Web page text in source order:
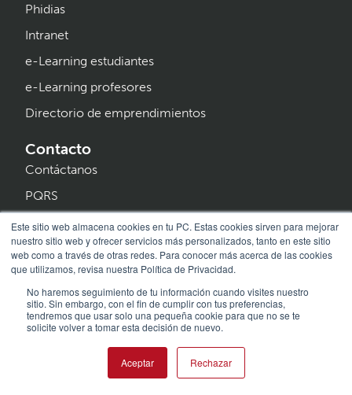
Este sitio web almacena cookies en tu PC. Estas cookies sirven para mejorar
nuestro sitio web y ofrecer servicios más personalizados, tanto en este sitio
web como a través de otras redes. Para conocer más acerca de las cookies
que utilizamos, revisa nuestra Política de Privacidad.
No haremos seguimiento de tu información cuando visites nuestro
sitio. Sin embargo, con el fin de cumplir con tus preferencias,
tendremos que usar solo una pequeña cookie para que no se te
solicite volver a tomar esta decisión de nuevo.
Aceptar Rechazar
Phidias
Intranet
e-Learning estudiantes
e-Learning profesores
Directorio de emprendimientos
Contacto
Contáctanos
PQRS
Trabaja con nosotros
Blog y eventos
Programa Creer